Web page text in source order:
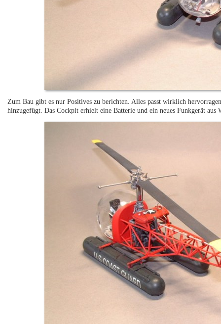
Zum Bau gibt es nur Positives zu berichten. Alles passt wirklich
hinzugefügt. Das Cockpit erhielt eine Batterie und ein neues Funkgerät aus